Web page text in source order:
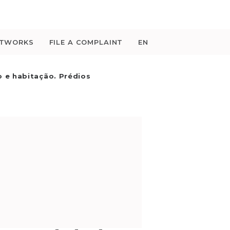
FILE A COMPLAINT EN
e habitação. Prédios